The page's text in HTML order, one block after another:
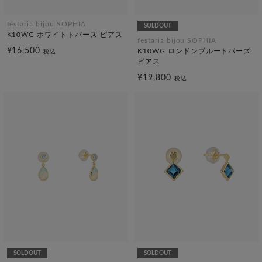
festaria bijou SOPHIA
K10WG ホワイトトパーズ ピアス
¥16,500税込
SOLDOUT
festaria bijou SOPHIA
K10WG ロンドンブルートパーズ
ピアス
¥19,800 税込
SOLDOUT SOLDOUT